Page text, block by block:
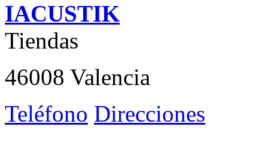
IACUSTIK
Tiendas
46008 Valencia
Teléfono Direcciones